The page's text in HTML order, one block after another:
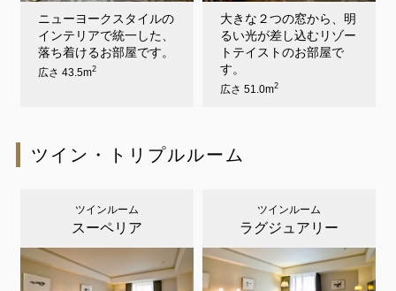
ニューヨークスタイルの
インテリアで統一した、
落ち着けるお部屋です。
広さ 43.5m2
大きな２つの窓から、明
るい光が差し込むリゾー
トテイストのお部屋で
す。
広さ 51.0m2
ツイン・トリプルルーム
ツインルーム
スーペリア
ツインルーム
ラグジュアリー